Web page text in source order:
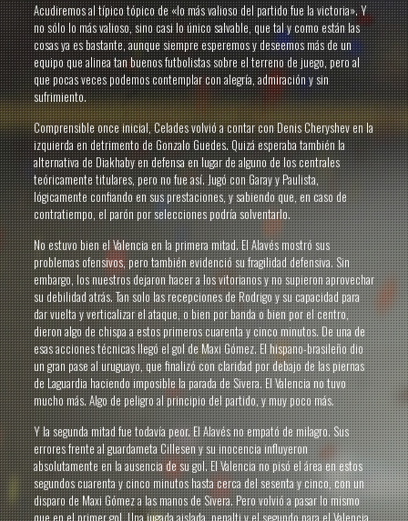
Acudiremos al típico tópico de «lo más valioso del partido fue la victoria». Y
no sólo lo más valioso, sino casi lo único salvable, que tal y como están las
cosas ya es bastante, aunque siempre esperemos y deseemos más de un
equipo que alinea tan buenos futbolistas sobre el terreno de juego, pero al
que pocas veces podemos contemplar con alegría, admiración y sin
sufrimiento.
Comprensible once inicial, Celades volvió a contar con Denis Cheryshev en la
izquierda en detrimento de Gonzalo Guedes. Quizá esperaba también la
alternativa de Diakhaby en defensa en lugar de alguno de los centrales
teóricamente titulares, pero no fue así. Jugó con Garay y Paulista,
lógicamente confiando en sus prestaciones, y sabiendo que, en caso de
contratiempo, el parón por selecciones podría solventarlo.
No estuvo bien el Valencia en la primera mitad. El Alavés mostró sus
problemas ofensivos, pero también evidenció su fragilidad defensiva. Sin
embargo, los nuestros dejaron hacer a los vitorianos y no supieron aprovechar
su debilidad atrás. Tan solo las recepciones de Rodrigo y su capacidad para
dar vuelta y verticalizar el ataque, o bien por banda o bien por el centro,
dieron algo de chispa a estos primeros cuarenta y cinco minutos. De una de
esas acciones técnicas llegó el gol de Maxi Gómez. El hispano-brasileño dio
un gran pase al uruguayo, que finalizó con claridad por debajo de las piernas
de Laguardia haciendo imposible la parada de Sivera. El Valencia no tuvo
mucho más. Algo de peligro al principio del partido, y muy poco más.
Y la segunda mitad fue todavía peor. El Alavés no empató de milagro. Sus
errores frente al guardameta Cillesen y su inocencia influyeron
absolutamente en la ausencia de su gol. El Valencia no pisó el área en estos
segundos cuarenta y cinco minutos hasta cerca del sesenta y cinco, con un
disparo de Maxi Gómez a las manos de Sivera. Pero volvió a pasar lo mismo
que en el primer gol. Una jugada aislada, penalti y el segundo para el Valencia.